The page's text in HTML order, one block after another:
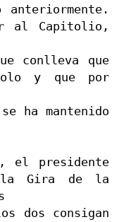
al Capitolio,
conlleva que
y que por
ha mantenido
el presidente
la Gira de la
dos consigan